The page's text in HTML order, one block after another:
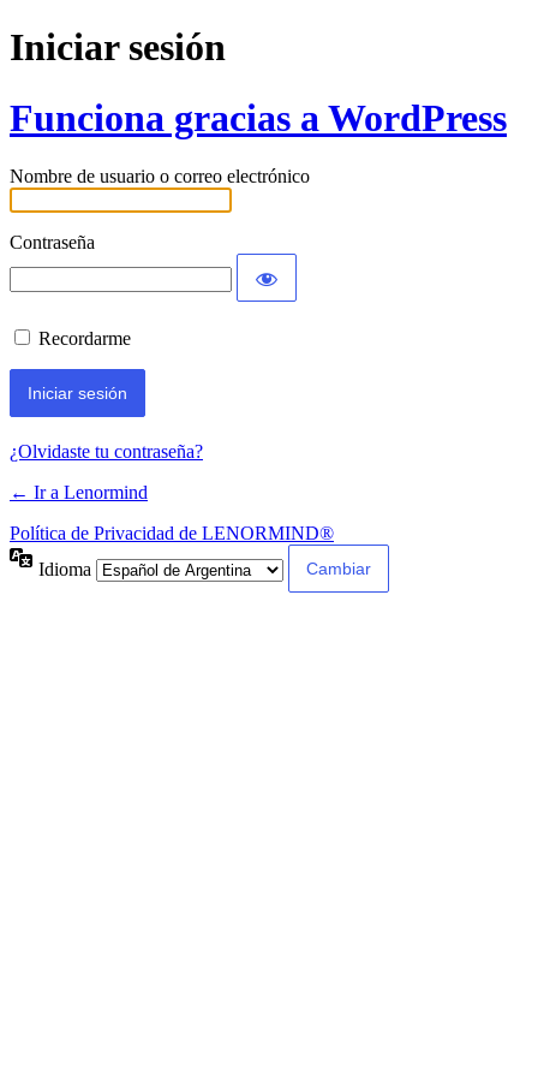
Iniciar sesión
Funciona gracias a WordPress
Nombre de usuario o correo electrónico
Contraseña
Recordarme
¿Olvidaste tu contraseña?
← Ir a Lenormind
Política de Privacidad de LENORMIND®
Idioma